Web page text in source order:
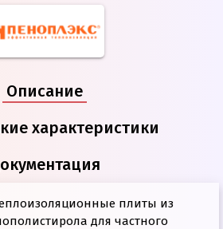
Описание
характеристики
плиты из
для частного